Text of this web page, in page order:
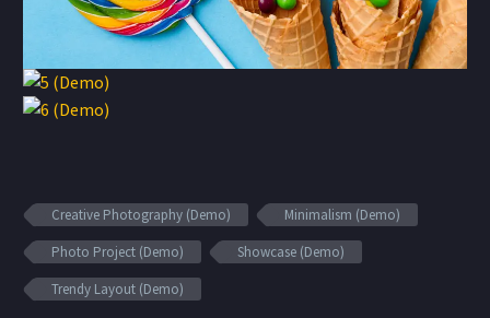
Creative Photography (Demo)
Minimalism (Demo)
Photo Project (Demo)
Showcase (Demo)
Trendy Layout (Demo)